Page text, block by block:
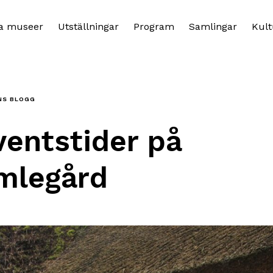
museer Utställningar Program Samlingar
BLOGG
på